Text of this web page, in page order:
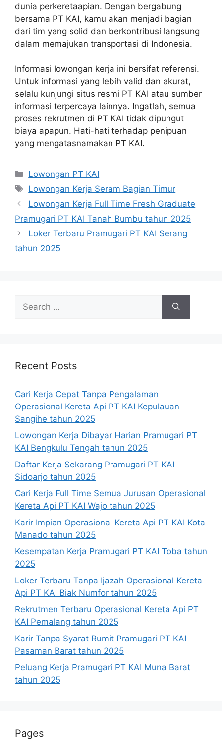
dunia perkeretaapian. Dengan bergabung
bersama PT KAI, kamu akan menjadi bagian
dari tim yang solid dan berkontribusi langsung
dalam memajukan transportasi di Indonesia.
Informasi lowongan kerja ini bersifat referensi.
Untuk informasi yang lebih valid dan akurat,
selalu kunjungi situs resmi PT KAI atau sumber
informasi terpercaya lainnya. Ingatlah, semua
proses rekrutmen di PT KAI tidak dipungut
biaya apapun. Hati-hati terhadap penipuan
yang mengatasnamakan PT KAI.
Categories
Lowongan PT KAI
Tags
Lowongan Kerja Seram Bagian Timur
Lowongan Kerja Full Time Fresh Graduate
Pramugari PT KAI Tanah Bumbu tahun 2025
Loker Terbaru Pramugari PT KAI Serang
tahun 2025
for:
Recent Posts
Cari Kerja Cepat Tanpa Pengalaman
Operasional Kereta Api PT KAI Kepulauan
Sangihe tahun 2025
Lowongan Kerja Dibayar Harian Pramugari PT
KAI Bengkulu Tengah tahun 2025
Daftar Kerja Sekarang Pramugari PT KAI
Sidoarjo tahun 2025
Cari Kerja Full Time Semua Jurusan Operasional
Kereta Api PT KAI Wajo tahun 2025
Karir Impian Operasional Kereta Api PT KAI Kota
Manado tahun 2025
Kesempatan Kerja Pramugari PT KAI Toba tahun
2025
Loker Terbaru Tanpa Ijazah Operasional Kereta
Api PT KAI Biak Numfor tahun 2025
Rekrutmen Terbaru Operasional Kereta Api PT
KAI Pemalang tahun 2025
Karir Tanpa Syarat Rumit Pramugari PT KAI
Pasaman Barat tahun 2025
Peluang Kerja Pramugari PT KAI Muna Barat
tahun 2025
Pages